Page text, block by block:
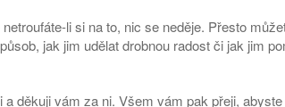
li si na to, nic se neděje. Přesto
jak jim udělat drobnou radost či jak jim
děkuji vám za ni. Všem vám pak přeji,